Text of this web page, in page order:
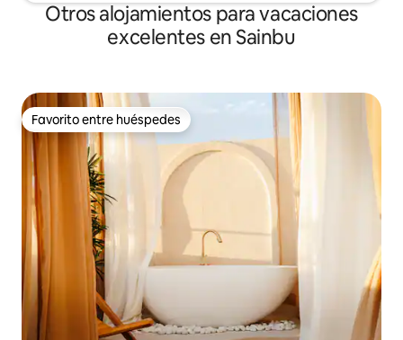
Otros alojamientos para vacaciones
excelentes en Sainbu
Favorito entre huéspedes
Favorito entre huéspedes